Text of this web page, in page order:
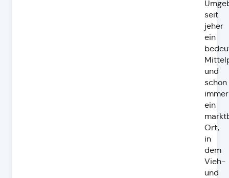
seit
jeher
ein
und
schon
immer
ein
Ort,
in
dem
Vieh-
und